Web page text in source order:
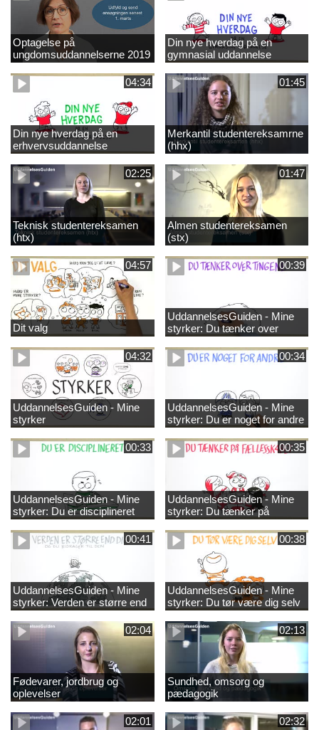
Optagelse på
ungdomsuddannelserne 2019
Din nye hverdag på en
gymnasial uddannelse
04:34
Din nye hverdag på en
erhvervsuddannelse
01:45
Merkantil studentereksamrne
(hhx)
02:25
Teknisk studentereksamen
(htx)
01:47
Almen studentereksamen
(stx)
04:57
Dit valg
00:39
UddannelsesGuiden - Mine
styrker: Du tænker over
tingene
04:32
UddannelsesGuiden - Mine
styrker
00:34
UddannelsesGuiden - Mine
styrker: Du er noget for andre
00:33
UddannelsesGuiden - Mine
styrker: Du er disciplineret
00:35
UddannelsesGuiden - Mine
styrker: Du tænker på
fællesskabet
00:41
UddannelsesGuiden - Mine
styrker: Verden er større end
dig og du bidrager til den
00:38
UddannelsesGuiden - Mine
styrker: Du tør være dig selv
02:04
Fødevarer, jordbrug og
oplevelser
02:13
Sundhed, omsorg og
pædagogik
02:01 02:32